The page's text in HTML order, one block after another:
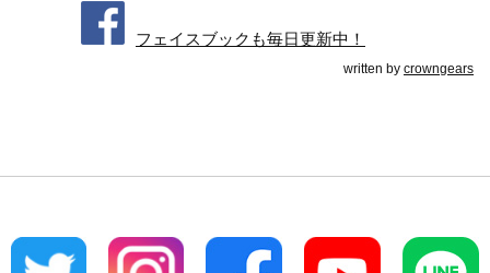
フェイスブックも毎日更新中！
written by crowngears